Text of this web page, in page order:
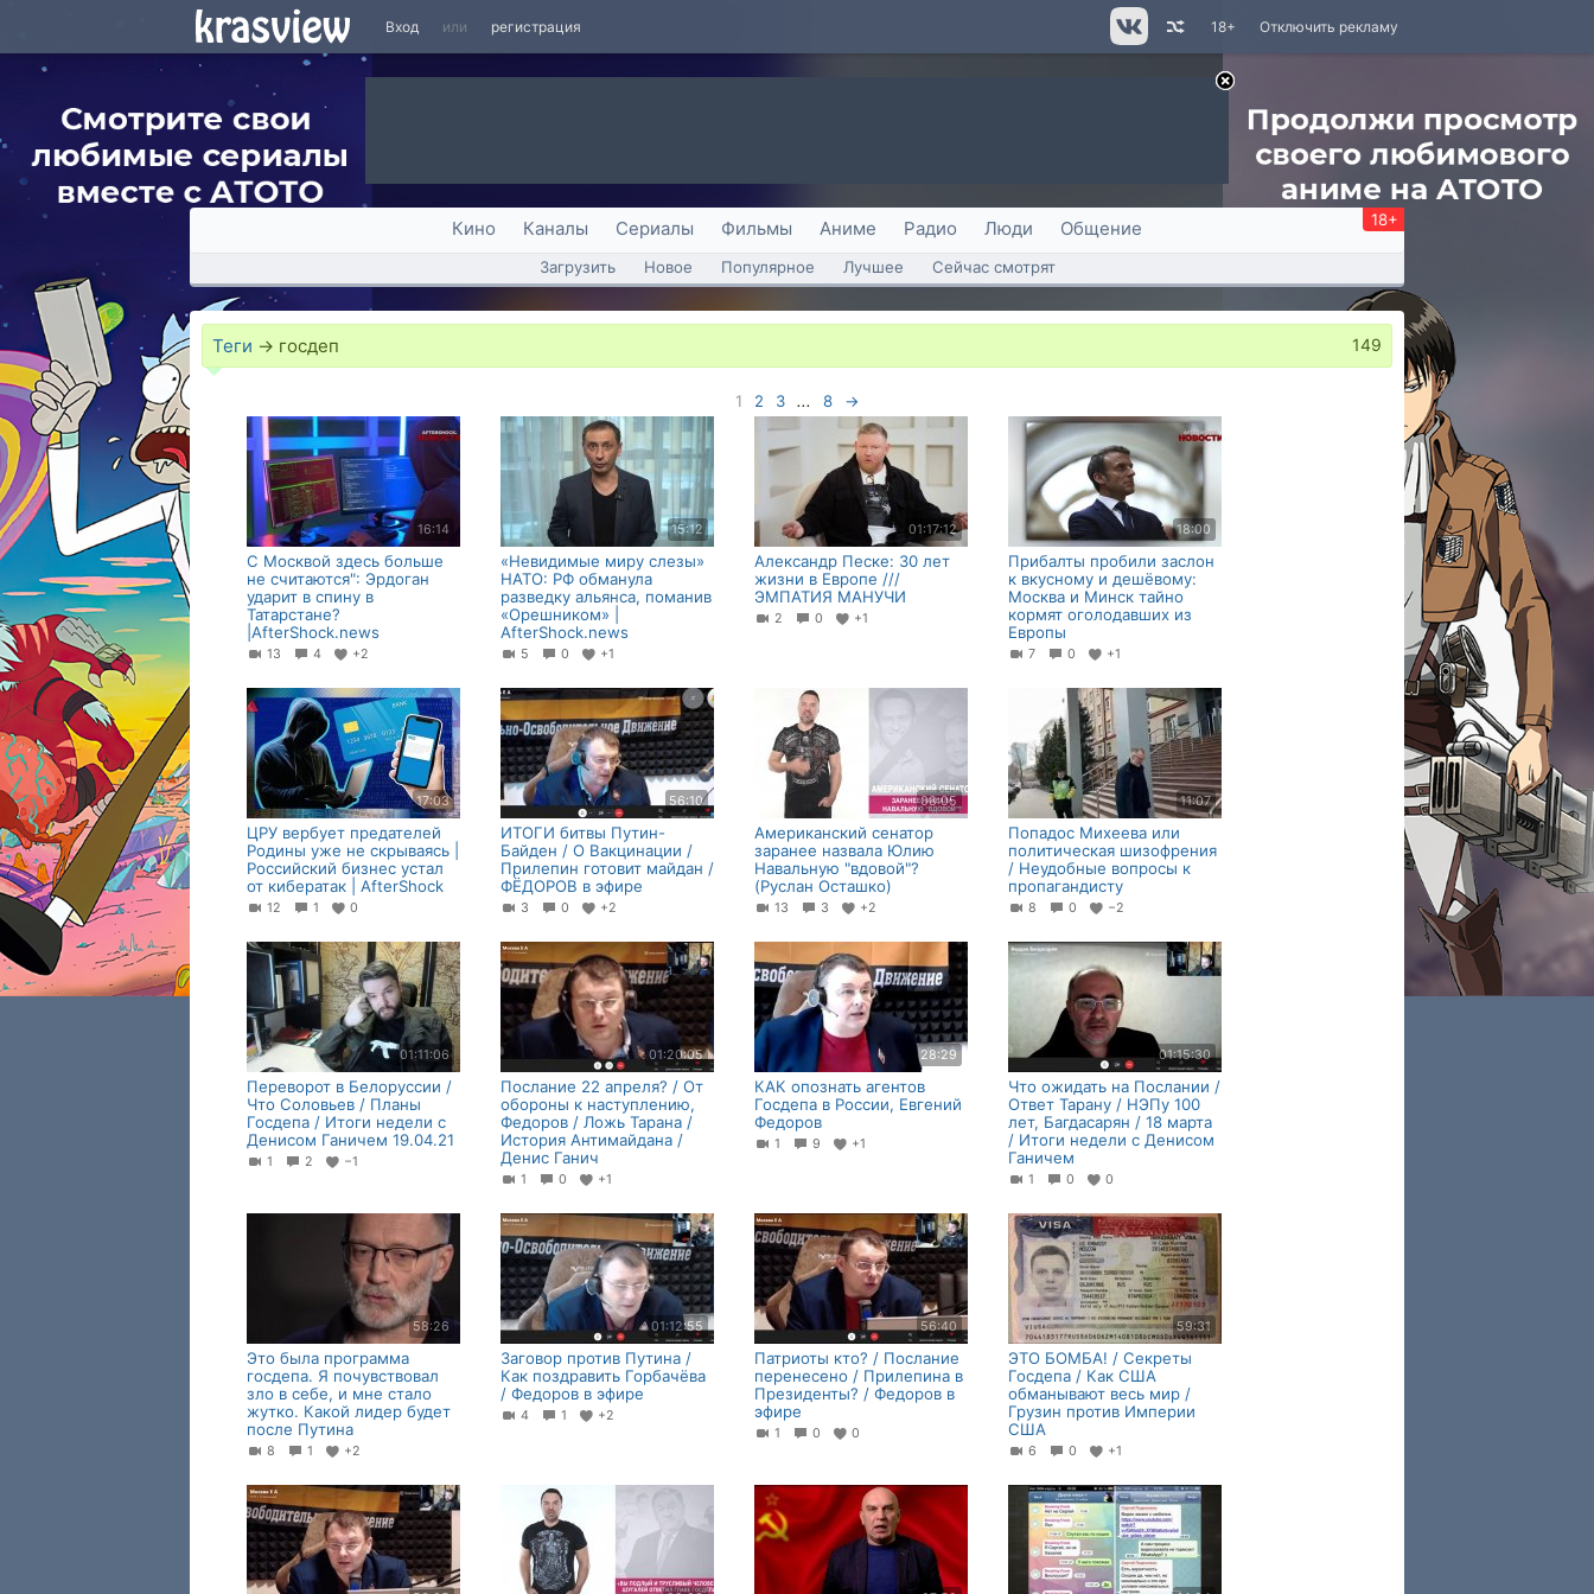
Вход или регистрация Отключить рекламу
18+
Кино Каналы Сериалы Фильмы Аниме Радио Люди Общение 18+
Загрузить Новое Популярное Лучшее Сейчас смотрят
Теги → госдеп 149
1 2 3 ... 8 →
16:14
С Москвой здесь больше
не считаются": Эрдоган
ударит в спину в
Татарстане?
|AfterShock.news
13 4 +2
15:12
«Невидимые миру слезы»
НАТО: РФ обманула
разведку альянса, поманив
«Орешником» |
AfterShock.news
5 0 +1
01:17:12
Александр Песке: 30 лет
жизни в Европе ///
ЭМПАТИЯ МАНУЧИ
2 0 +1
18:00
Прибалты пробили заслон
к вкусному и дешёвому:
Москва и Минск тайно
кормят оголодавших из
Европы
7 0 +1
17:03
ЦРУ вербует предателей
Родины уже не скрываясь |
Российский бизнес устал
от кибератак | AfterShock
12 1 0
56:10
ИТОГИ битвы Путин-
Байден / О Вакцинации /
Прилепин готовит майдан /
ФЁДОРОВ в эфире
3 0 +2
08:05
Американский сенатор
заранее назвала Юлию
Навальную "вдовой"?
(Руслан Осташко)
13 3 +2
11:07
Попадос Михеева или
политическая шизофрения
/ Неудобные вопросы к
пропагандисту
8 0 −2
01:11:06
Переворот в Белоруссии /
Что Соловьев / Планы
Госдепа / Итоги недели с
Денисом Ганичем 19.04.21
1 2 −1
01:20:05
Послание 22 апреля? / От
обороны к наступлению,
Федоров / Ложь Тарана /
История Антимайдана /
Денис Ганич
1 0 +1
28:29
КАК опознать агентов
Госдепа в России, Евгений
Федоров
1 9 +1
01:15:30
Что ожидать на Послании /
Ответ Тарану / НЭПу 100
лет, Багдасарян / 18 марта
/ Итоги недели с Денисом
Ганичем
1 0 0
58:26
Это была программа
госдепа. Я почувствовал
зло в себе, и мне стало
жутко. Какой лидер будет
после Путина
8 1 +2
01:12:55
Заговор против Путина /
Как поздравить Горбачёва
/ Федоров в эфире
4 1 +2
56:40
Патриоты кто? / Послание
перенесено / Прилепина в
Президенты? / Федоров в
эфире
1 0 0
59:31
ЭТО БОМБА! / Секреты
Госдепа / Как США
обманывают весь мир /
Грузин против Империи
США
6 0 +1